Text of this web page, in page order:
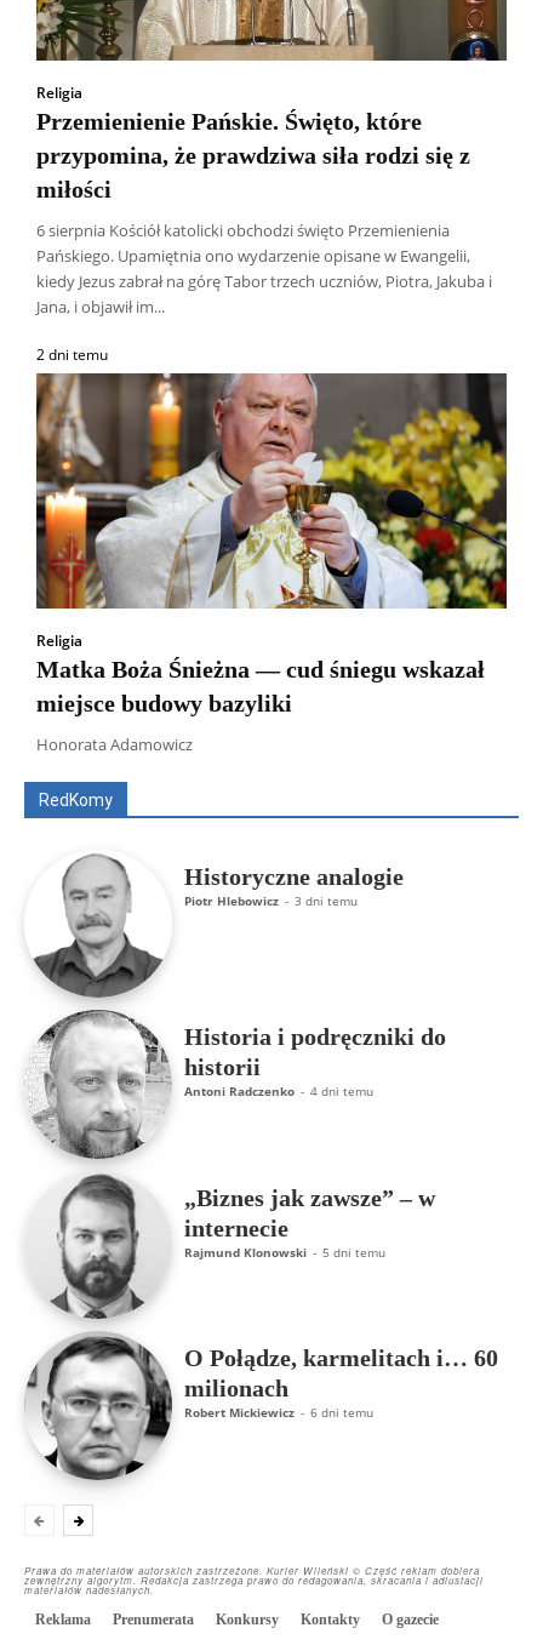
Religia
Przemienienie Pańskie. Święto, które
przypomina, że prawdziwa siła rodzi się z
miłości
6 sierpnia Kościół katolicki obchodzi święto Przemienienia
Pańskiego. Upamiętnia ono wydarzenie opisane w Ewangelii,
kiedy Jezus zabrał na górę Tabor trzech uczniów, Piotra, Jakuba i
Jana, i objawił im...
2 dni temu
Religia
Matka Boża Śnieżna — cud śniegu wskazał
miejsce budowy bazyliki
Honorata Adamowicz
RedKomy
Wszyscy Aleksander Borowik
ks. Jarosław Wąsowicz SDB
Historyczne analogie
Piotr Hlebowicz - 3 dni temu
Historia i podręczniki do
historii
Antoni Radczenko - 4 dni temu
„Biznes jak zawsze” – w
internecie
Rajmund Klonowski - 5 dni temu
O Połądze, karmelitach i… 60
milionach
Robert Mickiewicz - 6 dni temu
Prawa do materiałów autorskich zastrzeżone. Kurier Wileński © Część reklam dobiera
zewnętrzny algorytm. Redakcja zastrzega prawo do redagowania, skracania i adiustacji
materiałów nadesłanych.
Reklama Prenumerata Konkursy Kontakty O gazecie